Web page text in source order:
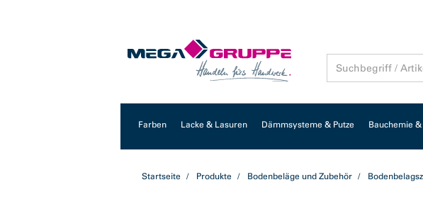
Farben Lacke & Lasuren Dämmsysteme & Putze Bauchemie
Startseite Produkte Bodenbeläge und Zubehör